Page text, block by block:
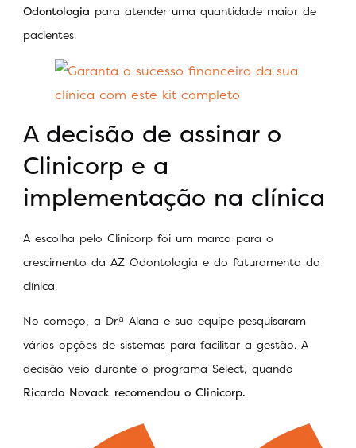
Odontologia para atender uma quantidade maior de
pacientes.
A decisão de assinar o
Clinicorp e a
implementação na clínica
A escolha pelo Clinicorp foi um marco para o
crescimento da AZ Odontologia e do faturamento da
clínica.
No começo, a Dr.ᵃ Alana e sua equipe pesquisaram
várias opções de sistemas para facilitar a gestão. A
decisão veio durante o programa Select, quando
Ricardo Novack recomendou o Clinicorp.